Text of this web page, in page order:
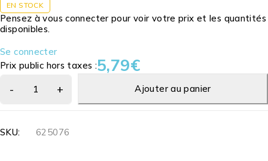
EN STOCK
Pensez à vous connecter pour voir votre prix et les quantités
disponibles.
Se connecter
Prix public hors taxes :5,79€
Ajouter au panier
SKU: 625076